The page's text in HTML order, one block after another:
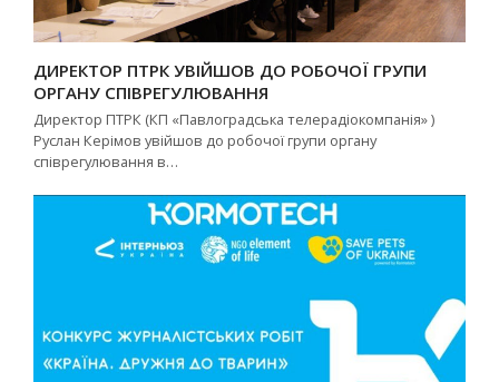
ДИРЕКТОР ПТРК УВІЙШОВ ДО РОБОЧОЇ ГРУПИ
ОРГАНУ СПІВРЕГУЛЮВАННЯ
Директор ПТРК (КП «Павлоградська телерадіокомпанія» )
Руслан Керімов увійшов до робочої групи органу
співрегулювання в…